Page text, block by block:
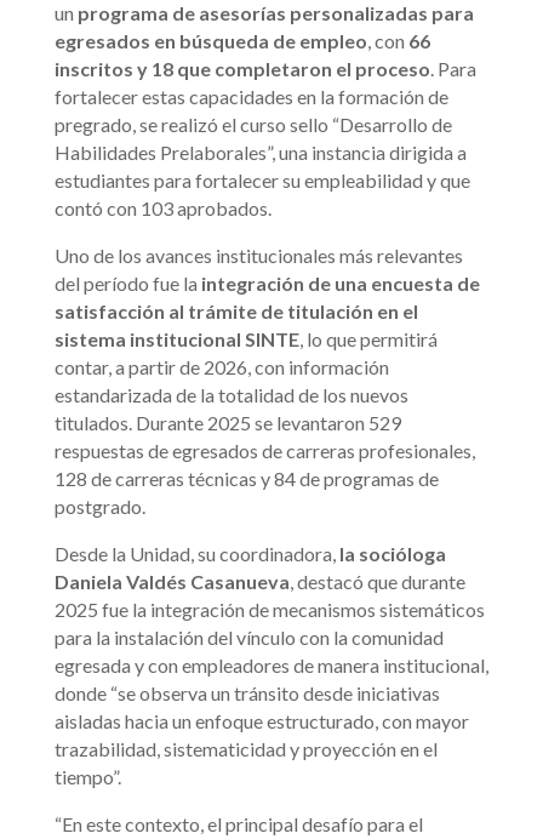
un programa de asesorías personalizadas para
egresados en búsqueda de empleo, con 66
inscritos y 18 que completaron el proceso. Para
fortalecer estas capacidades en la formación de
pregrado, se realizó el curso sello “Desarrollo de
Habilidades Prelaborales”, una instancia dirigida a
estudiantes para fortalecer su empleabilidad y que
contó con 103 aprobados.
Uno de los avances institucionales más relevantes
del período fue la integración de una encuesta de
satisfacción al trámite de titulación en el
sistema institucional SINTE, lo que permitirá
contar, a partir de 2026, con información
estandarizada de la totalidad de los nuevos
titulados. Durante 2025 se levantaron 529
respuestas de egresados de carreras profesionales,
128 de carreras técnicas y 84 de programas de
postgrado.
Desde la Unidad, su coordinadora, la socióloga
Daniela Valdés Casanueva, destacó que durante
2025 fue la integración de mecanismos sistemáticos
para la instalación del vínculo con la comunidad
egresada y con empleadores de manera institucional,
donde “se observa un tránsito desde iniciativas
aisladas hacia un enfoque estructurado, con mayor
trazabilidad, sistematicidad y proyección en el
tiempo”.
“En este contexto, el principal desafío para el